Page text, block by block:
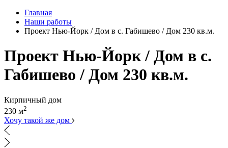
Главная
Наши работы
Проект Нью-Йорк / Дом в с. Габишево / Дом 230 кв.м.
Проект Нью-Йорк / Дом в с.
Габишево / Дом 230 кв.м.
Кирпичный дом
230 м2
Хочу такой же дом